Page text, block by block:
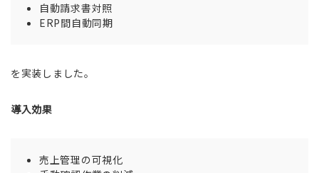
自動請求書対照
ERP間自動同期
を実装しました。
導入効果
売上管理の可視化